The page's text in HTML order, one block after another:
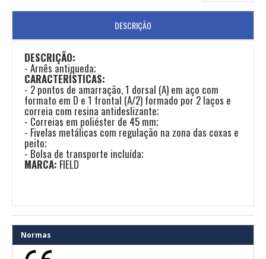
DESCRIÇÃO
DESCRIÇÃO:
- Arnês antiqueda;
CARACTERÍSTICAS:
- 2 pontos de amarração, 1 dorsal (A) em aço com
formato em D e 1 frontal (A/2) formado por 2 laços e
correia com resina antideslizante;
- Correias em poliéster de 45 mm;
- Fivelas metálicas com regulação na zona das coxas e
peito;
- Bolsa de transporte incluída;
MARCA: FIELD
Normas